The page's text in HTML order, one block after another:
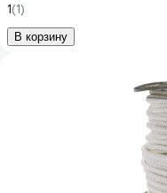
1(1)
В корзину